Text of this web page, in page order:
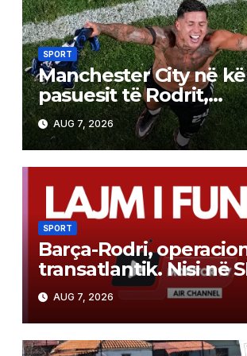
SPORT
Manchester City në
pasuesit të Rodrit,
argjentinasi është
kryesor
AUG 7, 2026
SPORT
Barça-Rodri,
transatlantik. Nisi në
dhe po hyn në fazën
vendimtare
AUG 7, 2026